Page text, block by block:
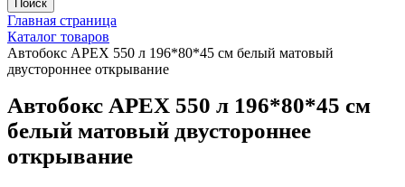
Поиск
Главная страница
Каталог товаров
Автобокс APEX 550 л 196*80*45 см белый матовый
двустороннее открывание
Автобокс APEX 550 л 196*80*45 см
белый матовый двустороннее
открывание